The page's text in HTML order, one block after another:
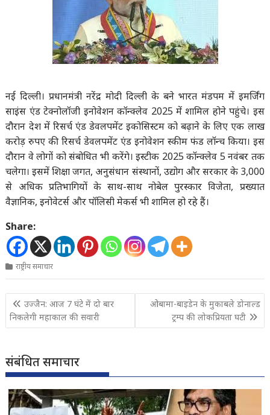
नई दिल्ली। प्रधानमंत्री नरेंद्र मोदी दिल्ली के बने भारत मंडपम में इमर्जिंग
साइंस एंड टेक्नोलॉजी इनोवेशन कॉन्क्लेव 2025 में शामिल होने पहुंचे। इस
दौरान देश में रिसर्च एंड डेवलपमेंट इकोसिस्टम को बढ़ाने के लिए एक लाख
करोड़ रुपए की रिसर्च डेवलपमेंट एंड इनोवेशन स्कीम फंड लॉन्च किया। इस
दौरान वे लोगों को संबोधित भी करेंगे। इस्टीक 2025 कॉन्क्लेव 5 नवंबर तक
चलेगा। इसमें शिक्षा जगत, अनुसंधान संस्थानों, उद्योग और सरकार के 3,000
से अधिक प्रतिभागियों के साथ-साथ नोबेल पुरस्कार विजेता, प्रख्यात
वैज्ञानिक, इनोवेटर्स और पॉलिसी मेकर्स भी शामिल हो रहे हैं।
Share:
राष्ट्रीय समाचार
Post
navigation
उज्जैन: आज 7 घंटे में दो बार
निकलेगी महाकाल की सवारी
ओबामा-बाइडेन के मुकाबले डोनाल्ड
ट्रम्प की लोकप्रियता घटी
संबंधित समाचार